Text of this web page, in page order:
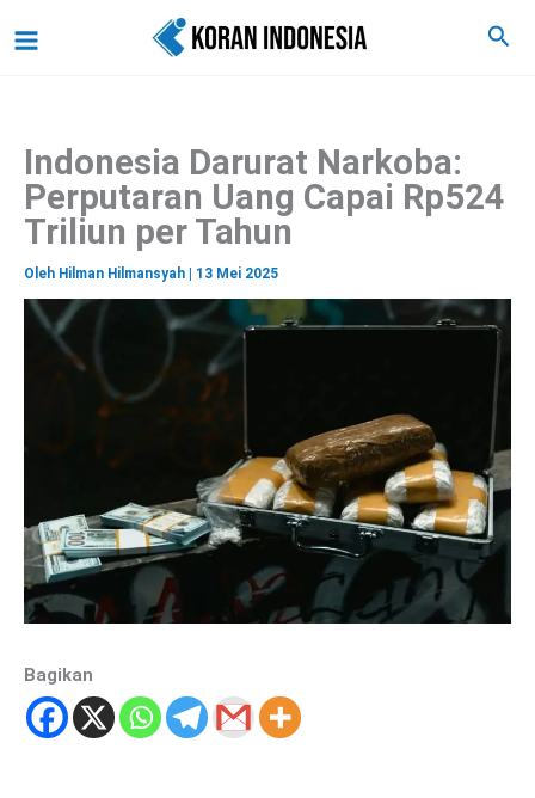
ke
Cari
Indonesia Darurat Narkoba:
Perputaran Uang Capai Rp524
Triliun per Tahun
Oleh Hilman Hilmansyah 13 Mei 2025
Bagikan
a